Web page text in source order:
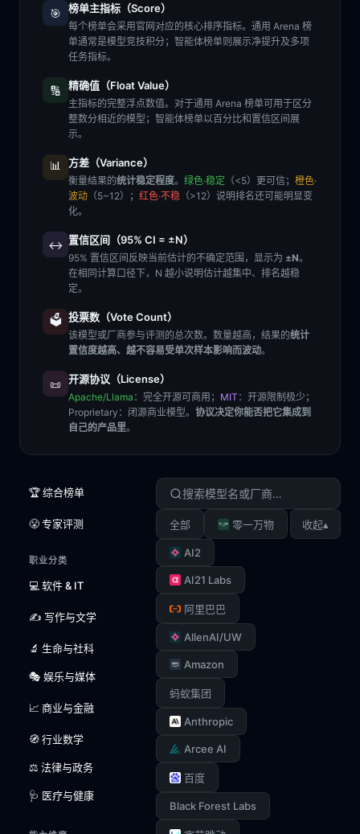
🎯 榜单主指标（Score）
每个榜单会采用官网对应的核心排序指标。通用 Arena 榜
单通常是模型竞技积分；智能体榜单则展示净提升及多项
任务指标。
🔢 精确值（Float Value）
主指标的完整浮点数值。对于通用 Arena 榜单可用于区分
整数分相近的模型；智能体榜单以百分比和置信区间展
示。
📊 方差（Variance）
衡量结果的统计稳定程度。 绿色·稳定 （<5）更可信； 橙色·
波动 （5~12）； 红色·不稳 （>12）说明排名还可能明显变
化。
↔️ 置信区间（95% CI = ±N）
95% 置信区间反映当前估计的不确定范围，显示为 ±N。
在相同计算口径下，N 越小说明估计越集中、排名越稳
定。
🗳️ 投票数（Vote Count）
该模型或厂商参与评测的总次数。数量越高，结果的统计
置信度越高、越不容易受单次样本影响而波动。
📜 开源协议（License）
Apache/Llama ：完全开源可商用； MIT ：开源限制极少；
Proprietary ：闭源商业模型。 协议决定你能否把它集成到
自己的产品里。
🏆 综合榜单
😤 专家评测
职业分类
💻 软件 & IT
✍️ 写作与文学
🔬 生命与社科
🎭 娱乐与媒体
📈 商业与金融
🧭 行业数学
⚖️ 法律与政务
🩺 医疗与健康
全部 零一万物
AI2
AI21 Labs
阿里巴巴
AllenAI/UW
Amazon
蚂蚁集团
Anthropic
Arcee AI
百度
Black Forest Labs
收起▴